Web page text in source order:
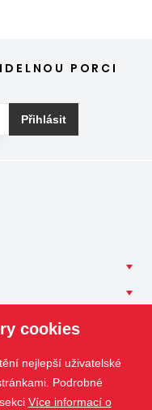
PORCI
Přihlásit
cookies
nejlepší uživatelské
Podrobné
Více informací o